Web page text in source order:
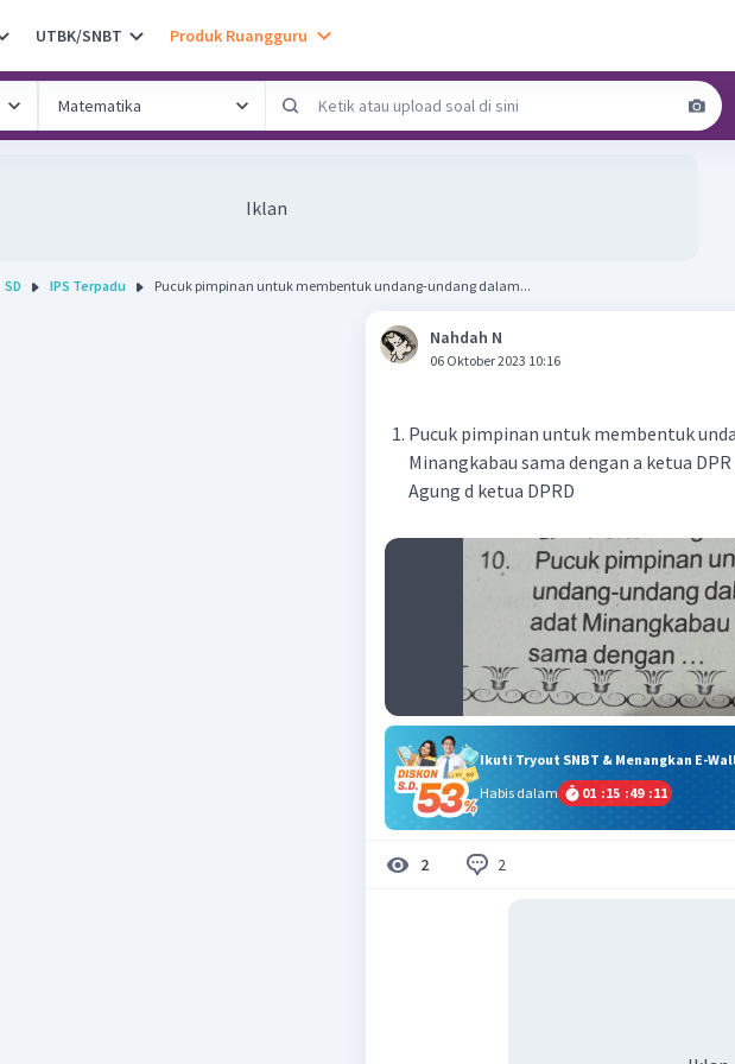
UTBK/SNBT Produk Ruangguru
Iklan
SD IPS Terpadu Pucuk pimpinan untuk membentuk undang-undang dalam...
Nahdah N
06 Oktober 2023 10:16
Pucuk pimpinan untuk membentuk
Minangkabau sama dengan a ketua
Agung d ketua DPRD
Ikuti Tryout SNBT & Menangkan E-
Habis dalam
01 :15 :49 :10
2 2